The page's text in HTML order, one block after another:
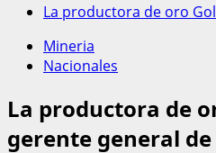
La productora de oro
Mineria
Nacionales
La productora de
gerente general